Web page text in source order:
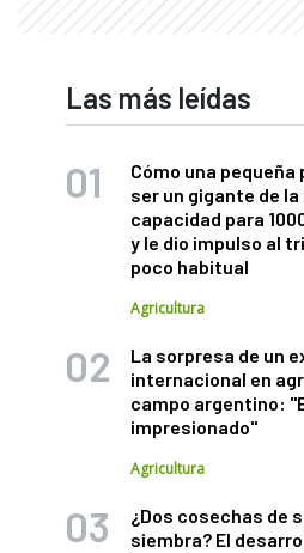
Las más leídas
Cómo una pequeña
ser un gigante de
capacidad para
y le dio impulso al
poco habitual
Agricultura
La sorpresa de un
internacional en
campo argentino:
impresionado"
Agricultura
¿Dos cosechas de
siembra? El